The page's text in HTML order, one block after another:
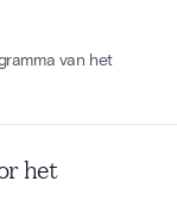
van het
het